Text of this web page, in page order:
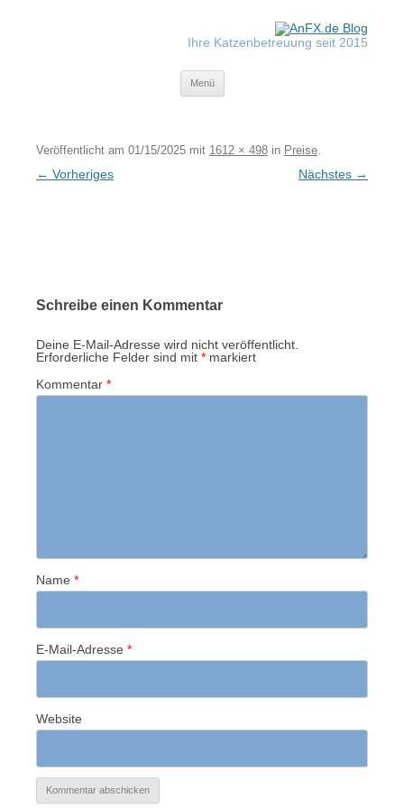
Ihre Katzenbetreuung seit 2015
Menü
Veröffentlicht am 01/15/2025 mit 1612 × 498 in Preise.
← Vorheriges Nächstes →
Schreibe einen Kommentar
Deine E-Mail-Adresse wird nicht veröffentlicht.
Erforderliche Felder sind mit * markiert
Kommentar *
Name *
E-Mail-Adresse *
Website